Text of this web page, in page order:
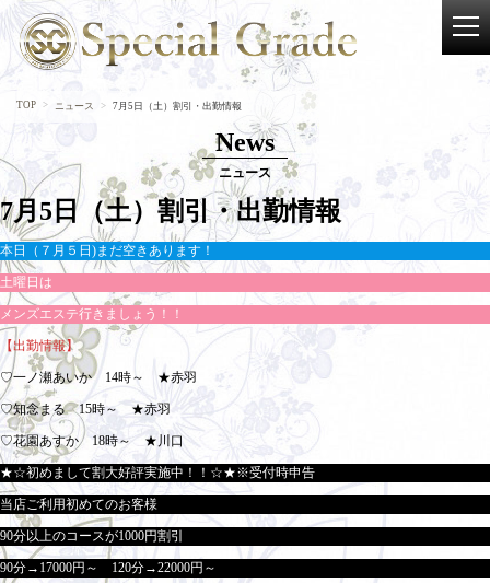
TOP ニュース 7月5日（土）割引・出勤情報
News
ニュース
7月5日（土）割引・出勤情報
本日（７月５日)まだ空きあります！
土曜日は
メンズエステ行きましょう！！
【出勤情報】
♡一ノ瀬あいか 14時～ ★赤羽
♡知念まる 15時～ ★赤羽
♡花園あすか 18時～ ★川口
★☆初めまして割大好評実施中！！☆★※受付時申告
当店ご利用初めてのお客様
90分以上のコースが1000円割引
90分→17000円～ 120分→22000円～